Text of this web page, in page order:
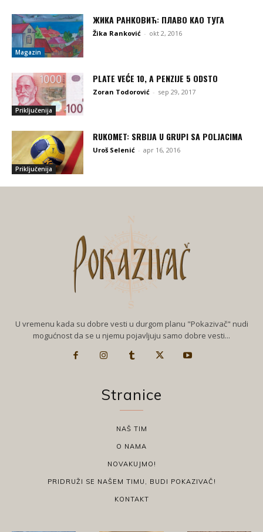
Magazin
ЖИКА РАНКОВИЋ: ПЛАВО КАО ТУГА
Žika Ranković - okt 2, 2016
Priključenija
PLATE VEĆE 10, A PENZIJE 5 ODSTO
Zoran Todorović - sep 29, 2017
Priključenija
RUKOMET: SRBIJA U GRUPI SA POLJACIMA
Uroš Selenić - apr 16, 2016
U vremenu kada su dobre vesti u durgom planu "Pokazivač" nudi
mogućnost da se u njemu pojavljuju samo dobre vesti...
Stranice
NAŠ TIM
O NAMA
NOVAKUJMO!
PRIDRUŽI SE NAŠEM TIMU, BUDI POKAZIVAČ!
KONTAKT